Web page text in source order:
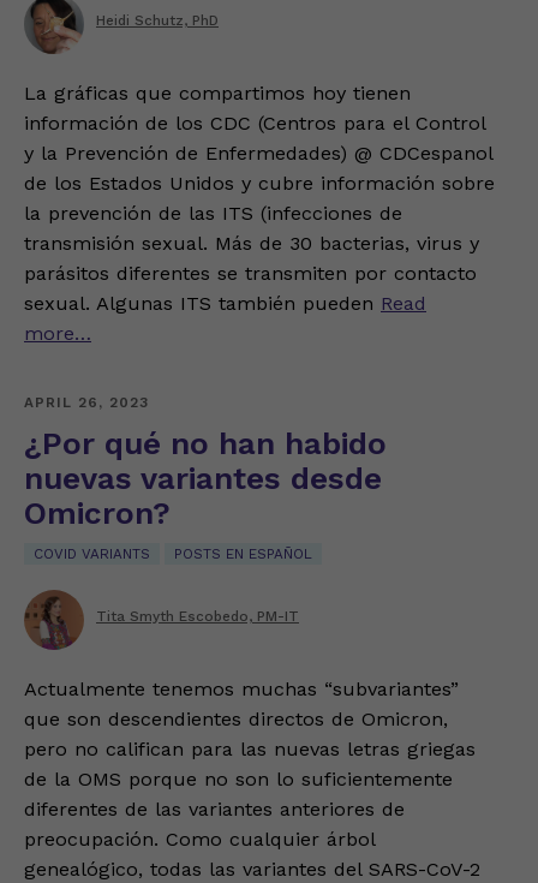
Heidi Schutz, PhD
La gráficas que compartimos hoy tienen
información de los CDC (Centros para el Control
y la Prevención de Enfermedades) @ CDCespanol
de los Estados Unidos y cubre información sobre
la prevención de las ITS (infecciones de
transmisión sexual. Más de 30 bacterias, virus y
parásitos diferentes se transmiten por contacto
sexual. Algunas ITS también pueden Read
more…
APRIL 26, 2023
¿Por qué no han habido
nuevas variantes desde
Omicron?
COVID VARIANTS POSTS EN ESPAÑOL
Tita Smyth Escobedo, PM-IT
Actualmente tenemos muchas “subvariantes”
que son descendientes directos de Omicron,
pero no califican para las nuevas letras griegas
de la OMS porque no son lo suficientemente
diferentes de las variantes anteriores de
preocupación. Como cualquier árbol
genealógico, todas las variantes del SARS-CoV-2